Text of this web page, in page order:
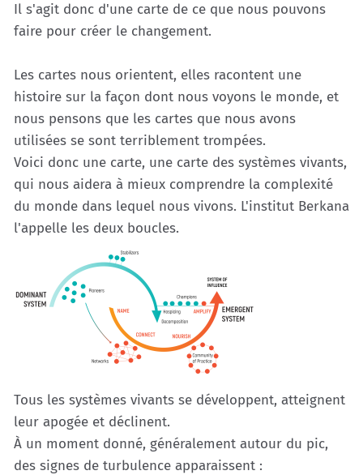
Il s'agit donc d'une carte de ce que nous pouvons
faire pour créer le changement.
Les cartes nous orientent, elles racontent une
histoire sur la façon dont nous voyons le monde, et
nous pensons que les cartes que nous avons
utilisées se sont terriblement trompées.
Voici donc une carte, une carte des systèmes vivants,
qui nous aidera à mieux comprendre la complexité
du monde dans lequel nous vivons. L'institut Berkana
l'appelle les deux boucles.
Tous les systèmes vivants se développent, atteignent
leur apogée et déclinent.
À un moment donné, généralement autour du pic,
des signes de turbulence apparaissent :